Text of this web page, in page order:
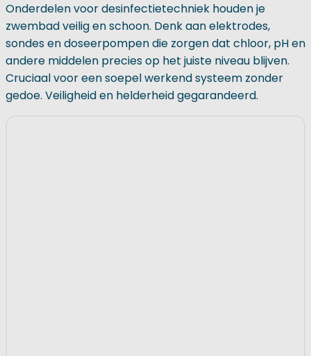
Onderdelen voor desinfectietechniek houden je
zwembad veilig en schoon. Denk aan elektrodes,
sondes en doseerpompen die zorgen dat chloor, pH en
andere middelen precies op het juiste niveau blijven.
Cruciaal voor een soepel werkend systeem zonder
gedoe. Veiligheid en helderheid gegarandeerd.